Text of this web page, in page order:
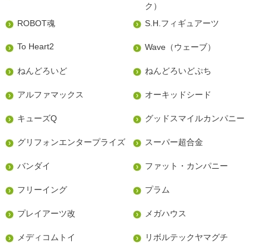
ク）
ROBOT魂
S.H.フィギュアーツ
To Heart2 Wave（ウェーブ）
ねんどろいど ねんどろいどぷち
アルファマックス オーキッドシード
キューズQ グッドスマイルカンパニー
グリフォンエンタープライズ スーパー超合金
バンダイ ファット・カンパニー
フリーイング プラム
プレイアーツ改 メガハウス
メディコムトイ リボルテックヤマグチ